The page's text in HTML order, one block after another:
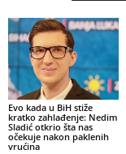
Evo kada u BiH stiže
kratko zahlađenje: Nedim
Sladić otkrio šta nas
očekuje nakon paklenih
vrućina